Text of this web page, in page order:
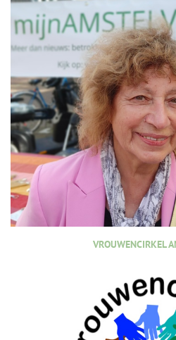
VROUWENCIRKEL